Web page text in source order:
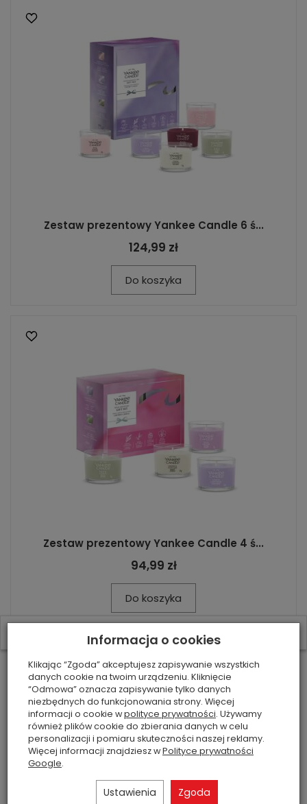
Zestaw prezentowy Yankee Candle 6 ś...
124,99 zł
Do koszyka
Zestaw prezentowy Yankee Candle 4 ś...
94,99 zł
Do koszyka
W ostatnich 7 dniach produktem interesują się
Informacja o cookies
Klikając “Zgoda” akceptujesz zapisywanie wszystkich
danych cookie na twoim urządzeniu. Kliknięcie
“Odmowa” oznacza zapisywanie tylko danych
niezbędnych do funkcjonowania strony. Więcej
informacji o cookie wpolityce prywatności. Używamy
również plików cookie do zbierania danych w celu
personalizacji i pomiaru skuteczności naszej reklamy.
Więcej informacji znajdziesz wPolityce prywatności
Google.
Ustawienia Zgoda